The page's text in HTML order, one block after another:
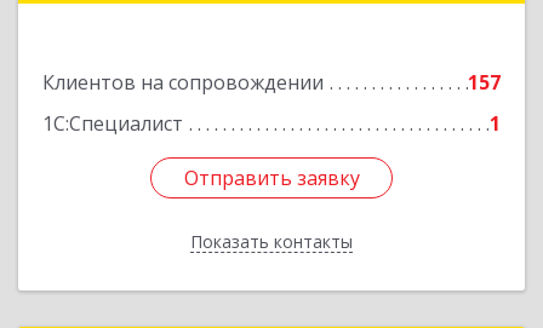
Клиентов на сопровождении
157
1С:Специалист
1
Отправить заявку
Показать контакты
Отправить заявку
Назад